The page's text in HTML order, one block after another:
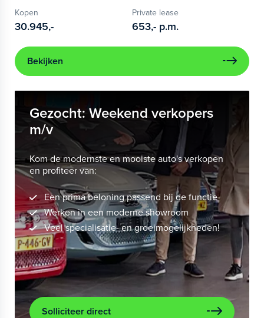
Kopen
30.945,-
Private lease
653,- p.m.
Bekijken
Gezocht: Weekend verkopers
m/v
Kom de modernste en mooiste auto's verkopen
en profiteer van:
Een prima beloning passend bij de functie
Werken in een moderne showroom
Veel specialisatie- en groeimogelijkheden!
Solliciteer direct